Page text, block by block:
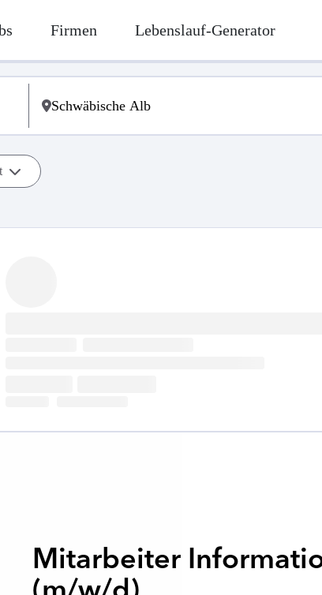
Firmen Lebenslauf-Generator